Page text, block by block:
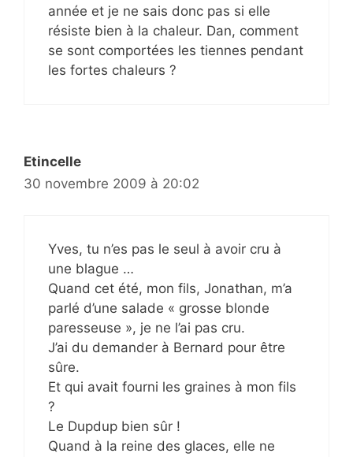
année et je ne sais donc pas si elle
résiste bien à la chaleur. Dan, comment
se sont comportées les tiennes pendant
les fortes chaleurs ?
Etincelle
30 novembre 2009 à 20:02
Yves, tu n’es pas le seul à avoir cru à
une blague …
Quand cet été, mon fils, Jonathan, m’a
parlé d’une salade « grosse blonde
paresseuse », je ne l’ai pas cru.
J’ai du demander à Bernard pour être
sûre.
Et qui avait fourni les graines à mon fils
?
Le Dupdup bien sûr !
Quand à la reine des glaces, elle ne